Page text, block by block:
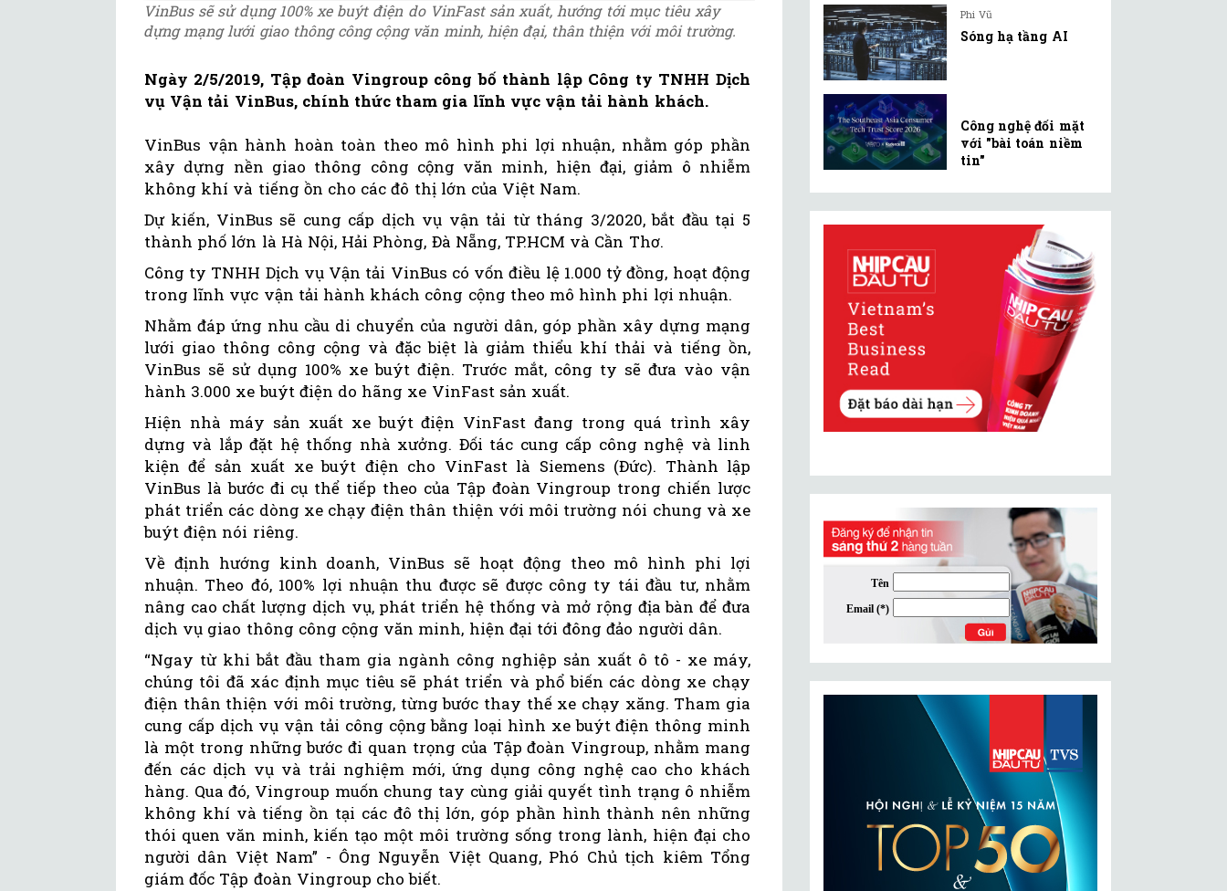
VinBus sẽ sử dụng 100% xe buýt điện do VinFast sản xuất, hướng tới mục tiêu xây
dựng mạng lưới giao thông công cộng văn minh, hiện đại, thân thiện với môi trường.
Ngày 2/5/2019, Tập đoàn Vingroup công bố thành lập Công ty TNHH Dịch
vụ Vận tải VinBus, chính thức tham gia lĩnh vực vận tải hành khách.
VinBus vận hành hoàn toàn theo mô hình phi lợi nhuận, nhằm góp phần
xây dựng nền giao thông công cộng văn minh, hiện đại, giảm ô nhiễm
không khí và tiếng ồn cho các đô thị lớn của Việt Nam.
Dự kiến, VinBus sẽ cung cấp dịch vụ vận tải từ tháng 3/2020, bắt đầu tại 5
thành phố lớn là Hà Nội, Hải Phòng, Đà Nẵng, TP.HCM và Cần Thơ.
Công ty TNHH Dịch vụ Vận tải VinBus có vốn điều lệ 1.000 tỷ đồng, hoạt động
trong lĩnh vực vận tải hành khách công cộng theo mô hình phi lợi nhuận.
Nhằm đáp ứng nhu cầu di chuyển của người dân, góp phần xây dựng mạng
lưới giao thông công cộng và đặc biệt là giảm thiểu khí thải và tiếng ồn,
VinBus sẽ sử dụng 100% xe buýt điện. Trước mắt, công ty sẽ đưa vào vận
hành 3.000 xe buýt điện do hãng xe VinFast sản xuất.
Hiện nhà máy sản xuất xe buýt điện VinFast đang trong quá trình xây
dựng và lắp đặt hệ thống nhà xưởng. Đối tác cung cấp công nghệ và linh
kiện để sản xuất xe buýt điện cho VinFast là Siemens (Đức). Thành lập
VinBus là bước đi cụ thể tiếp theo của Tập đoàn Vingroup trong chiến lược
phát triển các dòng xe chạy điện thân thiện với môi trường nói chung và xe
buýt điện nói riêng.
Về định hướng kinh doanh, VinBus sẽ hoạt động theo mô hình phi lợi
nhuận. Theo đó, 100% lợi nhuận thu được sẽ được công ty tái đầu tư, nhằm
nâng cao chất lượng dịch vụ, phát triển hệ thống và mở rộng địa bàn để đưa
dịch vụ giao thông công cộng văn minh, hiện đại tới đông đảo người dân.
“Ngay từ khi bắt đầu tham gia ngành công nghiệp sản xuất ô tô - xe máy,
chúng tôi đã xác định mục tiêu sẽ phát triển và phổ biến các dòng xe chạy
điện thân thiện với môi trường, từng bước thay thế xe chạy xăng. Tham gia
cung cấp dịch vụ vận tải công cộng bằng loại hình xe buýt điện thông minh
là một trong những bước đi quan trọng của Tập đoàn Vingroup, nhằm mang
đến các dịch vụ và trải nghiệm mới, ứng dụng công nghệ cao cho khách
hàng. Qua đó, Vingroup muốn chung tay cùng giải quyết tình trạng ô nhiễm
không khí và tiếng ồn tại các đô thị lớn, góp phần hình thành nên những
thói quen văn minh, kiến tạo một môi trường sống trong lành, hiện đại cho
người dân Việt Nam” - Ông Nguyễn Việt Quang, Phó Chủ tịch kiêm Tổng
giám đốc Tập đoàn Vingroup cho biết.
Phi Vũ
Sóng hạ tầng AI
Công nghệ đối mặt
với "bài toán niềm
tin"